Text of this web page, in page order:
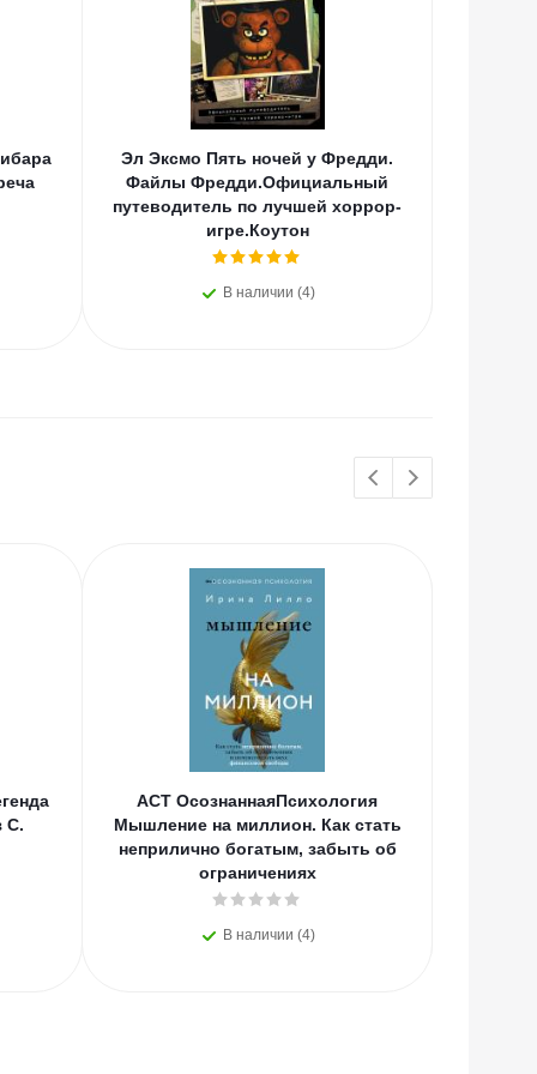
Эл Эксмо Пять ночей у Фредди.
Файлы Фредди.Официальный
путеводитель по лучшей хоррор-
игре.Коутон
В наличии (4)
С.
АСТ ОсознаннаяПсихология
Мышление на миллион. Как стать
неприлично богатым, забыть об
ограничениях
В наличии (4)